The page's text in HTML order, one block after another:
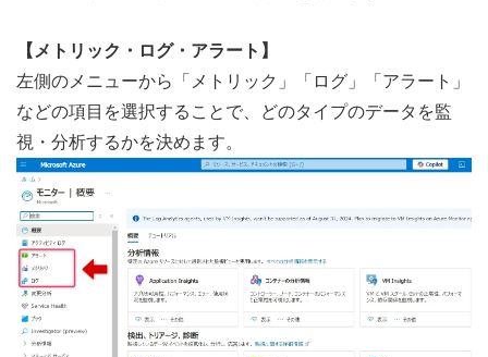
【メトリック・ログ・アラート】
左側のメニューから「メトリック」「ログ」「アラート」
などの項目を選択することで、どのタイプのデータを監
視・分析するかを決めます。